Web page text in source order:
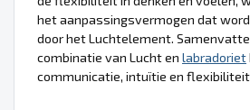
het aanpassingsvermogen dat
door het Luchtelement.
combinatie van Lucht en labradoriet
communicatie, intuïtie en